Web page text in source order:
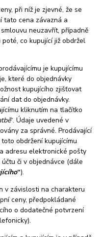
při níž je zjevné, že se
tato cena závazná a
neuzavřít, případně
co kupující již obdržel
je kupujícímu
které do objednávky
kupujícího zjišťovat
dat do objednávky.
kliknutím na tlačítko
“. Údaje uvedené v
za správné. Prodávající
obdržení kupujícímu
adresu elektronické pošty
či v objednávce (dále
“).
závislosti na charakteru
ceny, předpokládané
o dodatečné potvrzení